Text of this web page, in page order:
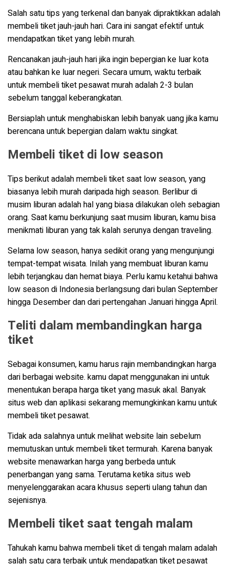
Salah satu tips yang terkenal dan banyak dipraktikkan adalah
membeli tiket jauh-jauh hari. Cara ini sangat efektif untuk
mendapatkan tiket yang lebih murah.
Rencanakan jauh-jauh hari jika ingin bepergian ke luar kota
atau bahkan ke luar negeri. Secara umum, waktu terbaik
untuk membeli tiket pesawat murah adalah 2-3 bulan
sebelum tanggal keberangkatan.
Bersiaplah untuk menghabiskan lebih banyak uang jika kamu
berencana untuk bepergian dalam waktu singkat.
Membeli tiket di low season
Tips berikut adalah membeli tiket saat low season, yang
biasanya lebih murah daripada high season. Berlibur di
musim liburan adalah hal yang biasa dilakukan oleh sebagian
orang. Saat kamu berkunjung saat musim liburan, kamu bisa
menikmati liburan yang tak kalah serunya dengan traveling.
Selama low season, hanya sedikit orang yang mengunjungi
tempat-tempat wisata. Inilah yang membuat liburan kamu
lebih terjangkau dan hemat biaya. Perlu kamu ketahui bahwa
low season di Indonesia berlangsung dari bulan September
hingga Desember dan dari pertengahan Januari hingga April.
Teliti dalam membandingkan harga
tiket
Sebagai konsumen, kamu harus rajin membandingkan harga
dari berbagai website. kamu dapat menggunakan ini untuk
menentukan berapa harga tiket yang masuk akal. Banyak
situs web dan aplikasi sekarang memungkinkan kamu untuk
membeli tiket pesawat.
Tidak ada salahnya untuk melihat website lain sebelum
memutuskan untuk membeli tiket termurah. Karena banyak
website menawarkan harga yang berbeda untuk
penerbangan yang sama. Terutama ketika situs web
menyelenggarakan acara khusus seperti ulang tahun dan
sejenisnya.
Membeli tiket saat tengah malam
Tahukah kamu bahwa membeli tiket di tengah malam adalah
salah satu cara terbaik untuk mendapatkan tiket pesawat